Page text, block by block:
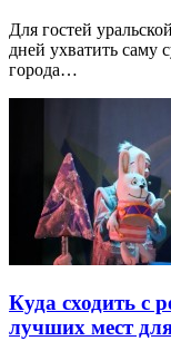
Для гостей
дней ухватить саму
города…
Куда сходить с
лучших мест